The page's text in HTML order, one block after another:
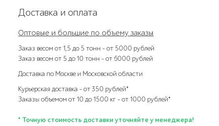
Доставка и оплата
Оптовые и большие по объему заказы
Заказ весом от 1,5 до 5 тонн – от 5000 рублей
Заказ весом от 5 до 10 тонн – от 6000 рублей
Доставка по Москве и Московской области
Курьерская доставка – от 350 рублей*
Заказы объемом от 10 до 1500 кг – от 1000 рублей*
* Точную стоимость доставки уточняйте у менеджера!